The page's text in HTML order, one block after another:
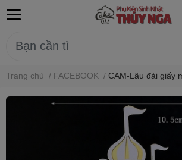
Trang chủ / FACEBOOK / CAM-Lâu đài giấy